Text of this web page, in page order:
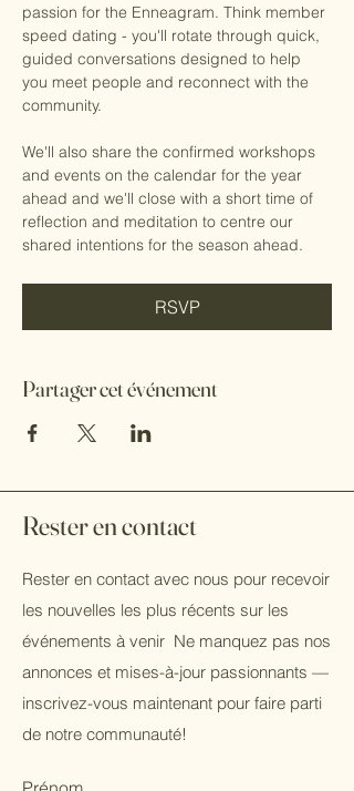
passion for the Enneagram. Think member
speed dating - you'll rotate through quick,
guided conversations designed to help
you meet people and reconnect with the
community.
We'll also share the confirmed workshops
and events on the calendar for the year
ahead and we'll close with a short time of
reflection and meditation to centre our
shared intentions for the season ahead.
RSVP
Partager cet événement
Rester en contact
Rester en contact avec nous pour recevoir
les nouvelles les plus récents sur les
événements à venir Ne manquez pas nos
annonces et mises-à-jour passionnants —
inscrivez-vous maintenant pour faire parti
de notre communauté!